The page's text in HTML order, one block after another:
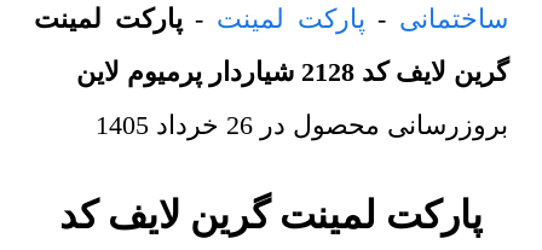
ساختمانی - پارکت لمینت -پارکت لمینت
گرین لایف کد 2128 شیاردار پرمیوم لاین
بروزرسانی محصول در 26 خرداد 1405
پارکت لمینت گرین لایف کد